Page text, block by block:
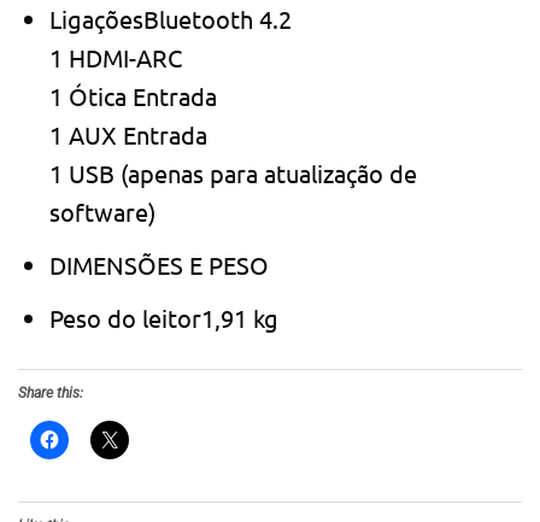
LigaçõesBluetooth 4.2
1 HDMI-ARC
1 Ótica Entrada
1 AUX Entrada
1 USB (apenas para atualização de
software)
DIMENSÕES E PESO
Peso do leitor1,91 kg
Share this: